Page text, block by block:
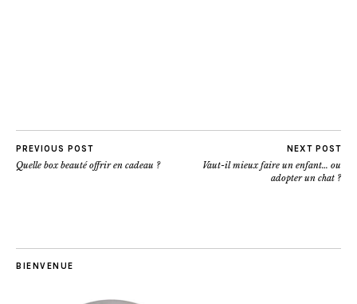
PREVIOUS POST
Quelle box beauté offrir en cadeau ?
NEXT POST
Vaut-il mieux faire un enfant… ou
adopter un chat ?
BIENVENUE